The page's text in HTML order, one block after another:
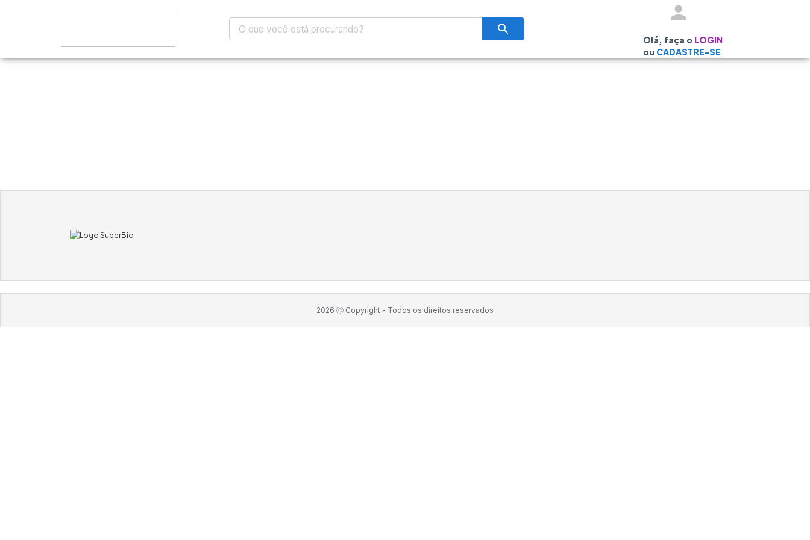
Olá, faça o LOGIN
ou CADASTRE-SE
2026 Ⓒ Copyright - Todos os direitos reservados